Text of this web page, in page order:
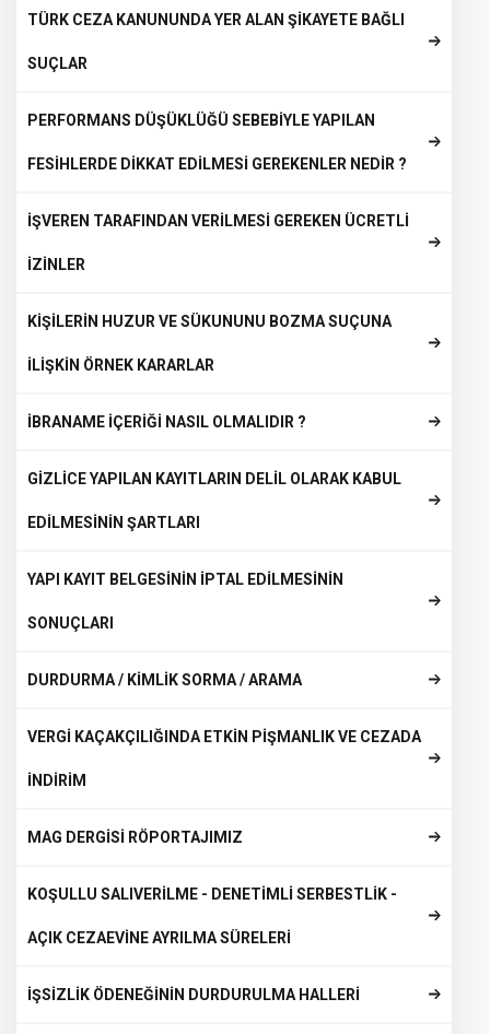
TÜRK CEZA KANUNUNDA YER ALAN ŞİKAYETE BAĞLI
SUÇLAR
PERFORMANS DÜŞÜKLÜĞÜ SEBEBİYLE YAPILAN
FESİHLERDE DİKKAT EDİLMESİ GEREKENLER NEDİR ?
İŞVEREN TARAFINDAN VERİLMESİ GEREKEN ÜCRETLİ
İZİNLER
KİŞİLERİN HUZUR VE SÜKUNUNU BOZMA SUÇUNA
İLİŞKİN ÖRNEK KARARLAR
İBRANAME İÇERİĞİ NASIL OLMALIDIR ?
GİZLİCE YAPILAN KAYITLARIN DELİL OLARAK KABUL
EDİLMESİNİN ŞARTLARI
YAPI KAYIT BELGESİNİN İPTAL EDİLMESİNİN
SONUÇLARI
DURDURMA / KİMLİK SORMA / ARAMA
VERGİ KAÇAKÇILIĞINDA ETKİN PİŞMANLIK VE CEZADA
İNDİRİM
MAG DERGİSİ RÖPORTAJIMIZ
KOŞULLU SALIVERİLME - DENETİMLİ SERBESTLİK -
AÇIK CEZAEVİNE AYRILMA SÜRELERİ
İŞSİZLİK ÖDENEĞİNİN DURDURULMA HALLERİ